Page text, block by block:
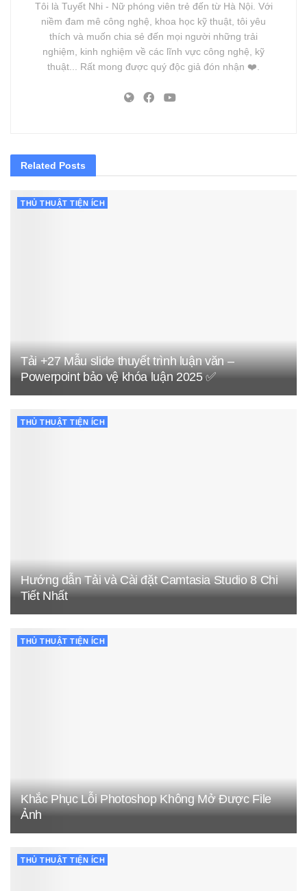
Tôi là Tuyết Nhi - Nữ phóng viên trẻ đến từ Hà Nội. Với
niềm đam mê công nghệ, khoa học kỹ thuật, tôi yêu
thích và muốn chia sẻ đến mọi người những trải
nghiệm, kinh nghiệm về các lĩnh vực công nghệ, kỹ
thuật... Rất mong được quý độc giả đón nhận ❤️.
Related Posts
THỦ THUẬT TIỆN ÍCH
Tải +27 Mẫu slide thuyết trình luận văn –
Powerpoint bảo vệ khóa luận 2025 ✅
THỦ THUẬT TIỆN ÍCH
Hướng dẫn Tải và Cài đặt Camtasia Studio 8 Chi
Tiết Nhất
THỦ THUẬT TIỆN ÍCH
Khắc Phục Lỗi Photoshop Không Mở Được File
Ảnh
THỦ THUẬT TIỆN ÍCH